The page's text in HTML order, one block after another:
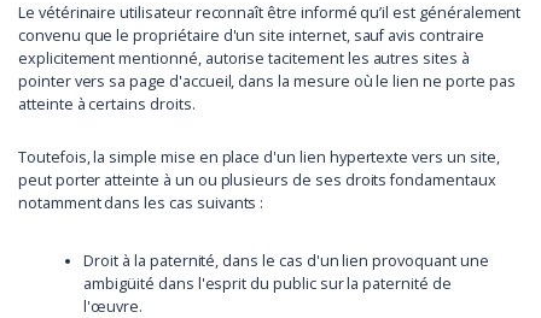
Le vétérinaire utilisateur reconnaît être informé qu’il est généralement
convenu que le propriétaire d'un site internet, sauf avis contraire
explicitement mentionné, autorise tacitement les autres sites à
pointer vers sa page d'accueil, dans la mesure où le lien ne porte pas
atteinte à certains droits.
Toutefois, la simple mise en place d'un lien hypertexte vers un site,
peut porter atteinte à un ou plusieurs de ses droits fondamentaux
notamment dans les cas suivants :
Droit à la paternité, dans le cas d'un lien provoquant une
ambigüité dans l'esprit du public sur la paternité de
l'œuvre.